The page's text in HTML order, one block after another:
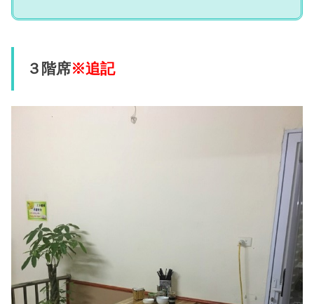
３階席※追記